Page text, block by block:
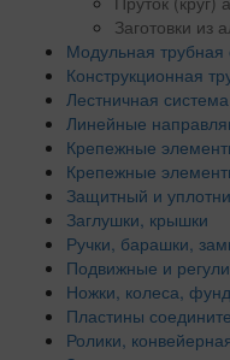
Заготовки из
Модульная трубная
Конструкционная
Лестничная система
Линейные
Крепежные
Крепежные
Защитный и
Заглушки, крышки
Ручки, барашки,
Подвижные и
Ножки, колеса,
Пластины
Ролики,